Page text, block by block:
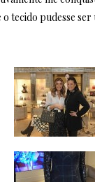
tecido pudesse